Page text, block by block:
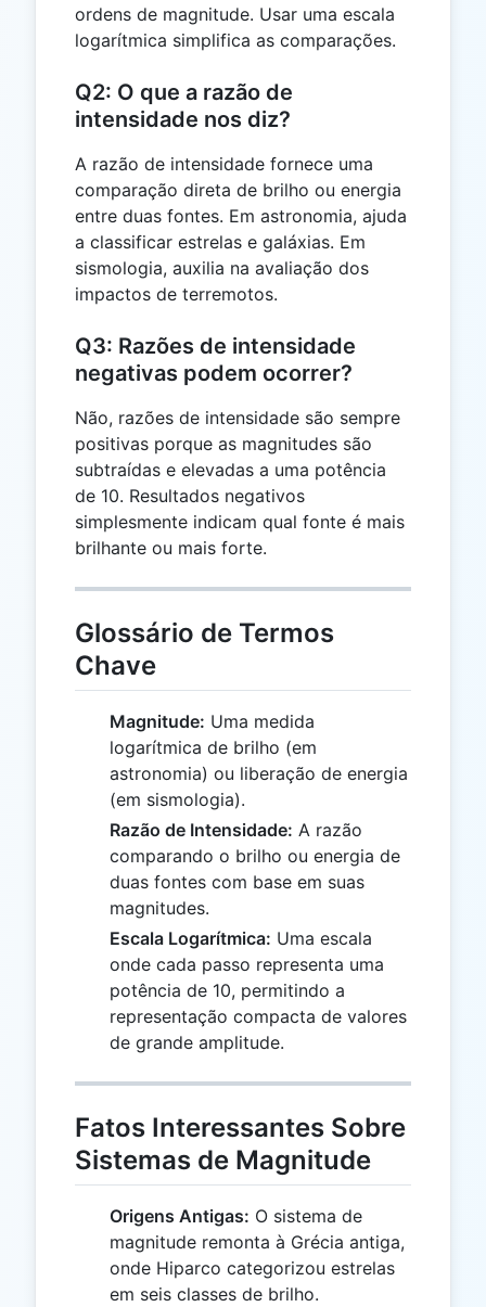
ordens de magnitude. Usar uma escala
logarítmica simplifica as comparações.
Q2: O que a razão de
intensidade nos diz?
A razão de intensidade fornece uma
comparação direta de brilho ou energia
entre duas fontes. Em astronomia, ajuda
a classificar estrelas e galáxias. Em
sismologia, auxilia na avaliação dos
impactos de terremotos.
Q3: Razões de intensidade
negativas podem ocorrer?
Não, razões de intensidade são sempre
positivas porque as magnitudes são
subtraídas e elevadas a uma potência
de 10. Resultados negativos
simplesmente indicam qual fonte é mais
brilhante ou mais forte.
Glossário de Termos
Chave
Magnitude: Uma medida
logarítmica de brilho (em
astronomia) ou liberação de energia
(em sismologia).
Razão de Intensidade: A razão
comparando o brilho ou energia de
duas fontes com base em suas
magnitudes.
Escala Logarítmica: Uma escala
onde cada passo representa uma
potência de 10, permitindo a
representação compacta de valores
de grande amplitude.
Fatos Interessantes Sobre
Sistemas de Magnitude
Origens Antigas: O sistema de
magnitude remonta à Grécia antiga,
onde Hiparco categorizou estrelas
em seis classes de brilho.